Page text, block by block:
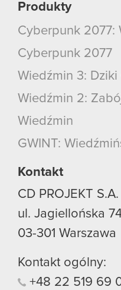
Produkty
Cyberpunk 2077:
Cyberpunk 2077
Wiedźmin 3: Dziki
Wiedźmin 2:
Wiedźmin
GWINT:
Kontakt
CD PROJEKT S.A.
ul. Jagiellońska
03-301 Warszawa
Kontakt ogólny:
+48 22 519 69